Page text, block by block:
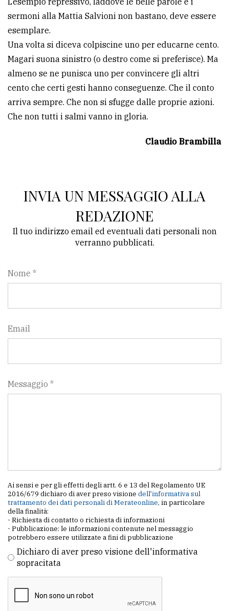
sermoni alla Mattia Salvioni non bastano, deve essere
esemplare.
Una volta si diceva colpiscine uno per educarne cento.
Magari suona sinistro (o destro come si preferisce). Ma
almeno se ne punisca uno per convincere gli altri
cento che certi gesti hanno conseguenze. Che il conto
arriva sempre. Che non si sfugge dalle proprie azioni.
Che non tutti i salmi vanno in gloria.
Claudio Brambilla
INVIA UN MESSAGGIO ALLA
REDAZIONE
Il tuo indirizzo email ed eventuali dati personali non
verranno pubblicati.
Nome *
Email
Messaggio *
Ai sensi e per gli effetti degli artt. 6 e 13 del Regolamento UE
2016/679 dichiaro di aver preso visione dell'informativa sul
trattamento dei dati personali di Merateonline, in particolare
della finalità:
- Richiesta di contatto o richiesta di informazioni
- Pubblicazione: le informazioni contenute nel messaggio
potrebbero essere utilizzate a fini di pubblicazione
Dichiaro di aver preso visione dell'informativa
sopracitata